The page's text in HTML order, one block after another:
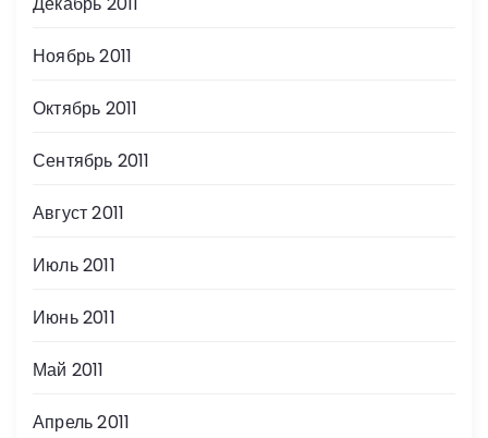
Ноябрь 2011
Октябрь 2011
Сентябрь 2011
Август 2011
Июль 2011
Июнь 2011
Май 2011
Апрель 2011